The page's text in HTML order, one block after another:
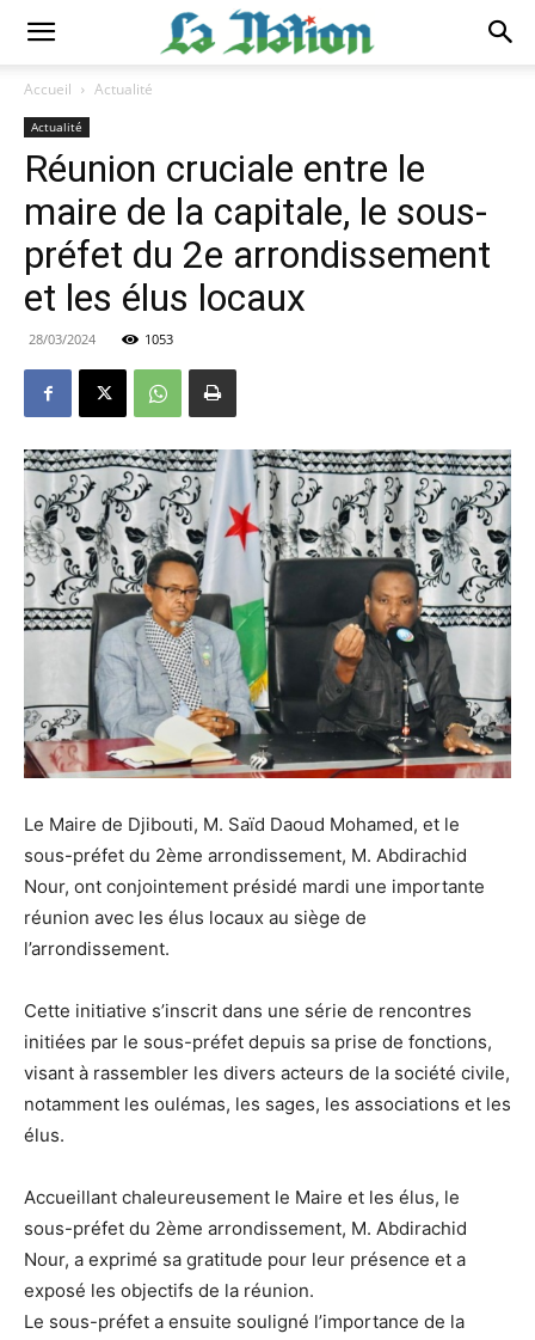
Accueil Actualité
Actualité
Réunion cruciale entre le
maire de la capitale, le sous-
préfet du 2e arrondissement
et les élus locaux
28/03/2024 1053
Le Maire de Djibouti, M. Saïd Daoud Mohamed, et le
sous-préfet du 2ème arrondissement, M. Abdirachid
Nour, ont conjointement présidé mardi une importante
réunion avec les élus locaux au siège de
l’arrondissement.
Cette initiative s’inscrit dans une série de rencontres
initiées par le sous-préfet depuis sa prise de fonctions,
visant à rassembler les divers acteurs de la société civile,
notamment les oulémas, les sages, les associations et les
élus.
Accueillant chaleureusement le Maire et les élus, le
sous-préfet du 2ème arrondissement, M. Abdirachid
Nour, a exprimé sa gratitude pour leur présence et a
exposé les objectifs de la réunion.
Le sous-préfet a ensuite souligné l’importance de la